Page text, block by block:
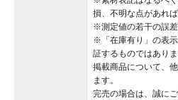
損、不明な点があれ
※測定値の若干の誤差
※「在庫有り」の表
証するものではありま
掲載商品について、
ます。
完売の場合は、誠に